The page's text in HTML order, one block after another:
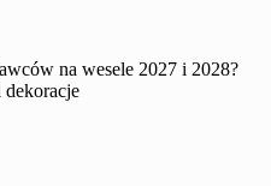
na wesele 2027 i 2028?
dekoracje